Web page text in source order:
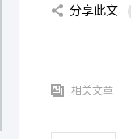
分享此文
相关文章